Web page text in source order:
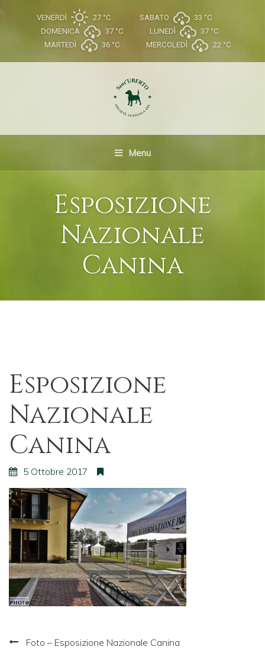
VENERDÌ 27 °C SABATO 33 °C
DOMENICA
37 °C LUNEDÌ 37 °C
MARTEDÌ
36 °C MERCOLEDÌ 22 °C
Menu
Esposizione
Nazionale
Canina
Esposizione
Nazionale
Canina
5 Ottobre 2017
Navigazione
Foto – Esposizione Nazionale Canina